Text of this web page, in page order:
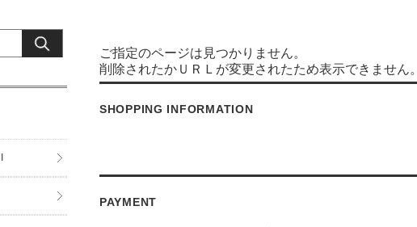
ご指定のページは見つかりません。
削除されたかＵＲＬが変更されたため表示できません。
SHOPPING INFORMATION
PAYMENT